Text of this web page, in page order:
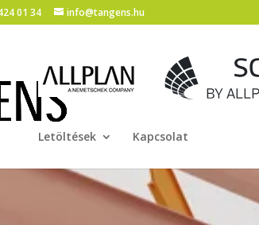
01 34 info@tangens.hu
Letöltések Kapcsolat